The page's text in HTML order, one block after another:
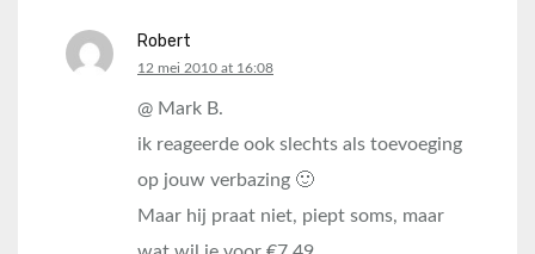
Robert
says:
12 mei 2010 at 16:08
@ Mark B.
ik reageerde ook slechts als toevoeging
op jouw verbazing 🙂
Maar hij praat niet, piept soms, maar